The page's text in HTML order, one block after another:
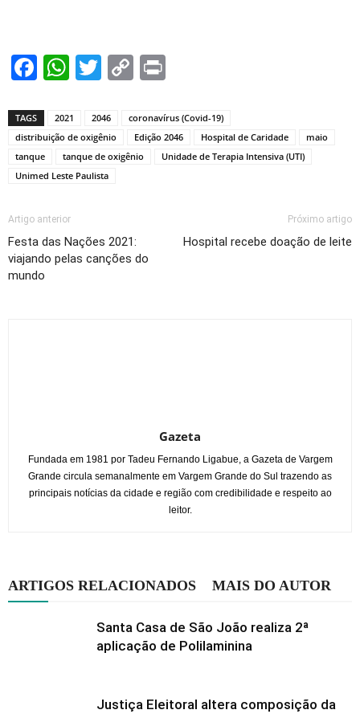
Facebook
WhatsApp
TwitterCopy
TAGS 2021 2046
coronavírus (Covid-19)
distribuição de oxigênio
Edição 2046 Hospital de Caridade
maio
tanque
tanque de oxigênio
Unidade de Terapia Intensiva (UTI)
Unimed Leste Paulista
Artigo anterior
Festa das Nações 2021:
viajando pelas canções do
mundo
Próximo artigo
Hospital recebe doação de leite
Gazeta
Fundada em 1981 por Tadeu Fernando Ligabue, a Gazeta de Vargem
Grande circula semanalmente em Vargem Grande do Sul trazendo as
principais notícias da cidade e região com credibilidade e respeito ao
leitor.
ARTIGOS RELACIONADOS MAIS DO AUTOR
Santa Casa de São João realiza 2ª
aplicação de Polilaminina
Justiça Eleitoral altera composição da